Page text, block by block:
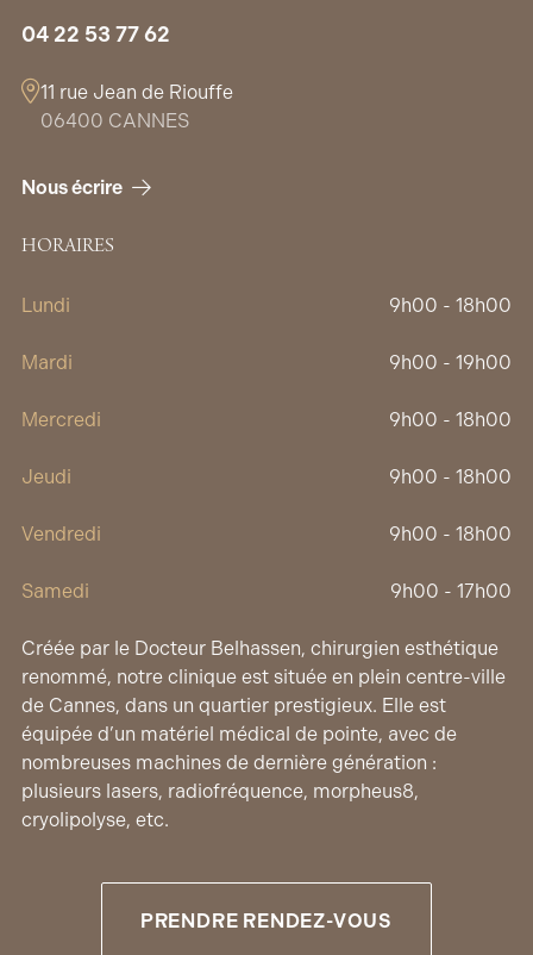
04 22 53 77 62
11 rue Jean de Riouffe
06400 CANNES
Nous écrire
Créée par le Docteur Belhassen, chirurgien esthétique
renommé, notre clinique est située en plein centre-ville
de Cannes, dans un quartier prestigieux. Elle est
équipée d’un matériel médical de pointe, avec de
nombreuses machines de dernière génération :
plusieurs lasers, radiofréquence, morpheus8,
cryolipolyse, etc.
PRENDRE RENDEZ-VOUS
HORAIRES
Lundi 9h00 - 18h00
Mardi 9h00 - 19h00
Mercredi 9h00 - 18h00
Jeudi 9h00 - 18h00
Vendredi 9h00 - 18h00
Samedi 9h00 - 17h00